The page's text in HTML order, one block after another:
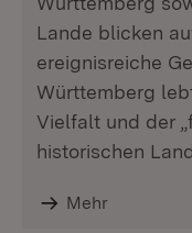
Lande blicken
ereignisreiche
Württemberg
Vielfalt und der
historischen
Mehr